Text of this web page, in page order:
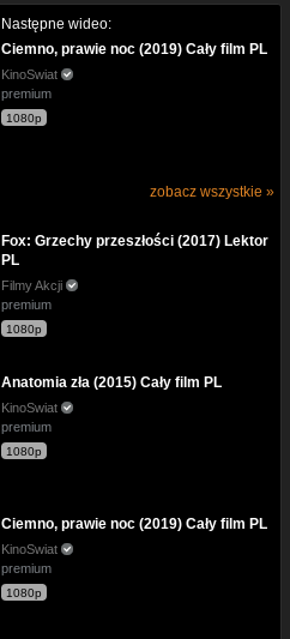
Następne wideo:
Ciemno, prawie noc (2019) Cały film PL
KinoSwiat
premium
1080p
zobacz wszystkie »
Fox: Grzechy przeszłości (2017) Lektor
PL
Filmy Akcji
premium
1080p
Anatomia zła (2015) Cały film PL
KinoSwiat
premium
1080p
Ciemno, prawie noc (2019) Cały film PL
KinoSwiat
premium
1080p